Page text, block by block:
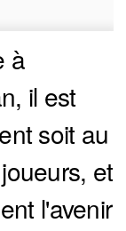
à
il est
soit au
et
l'avenir